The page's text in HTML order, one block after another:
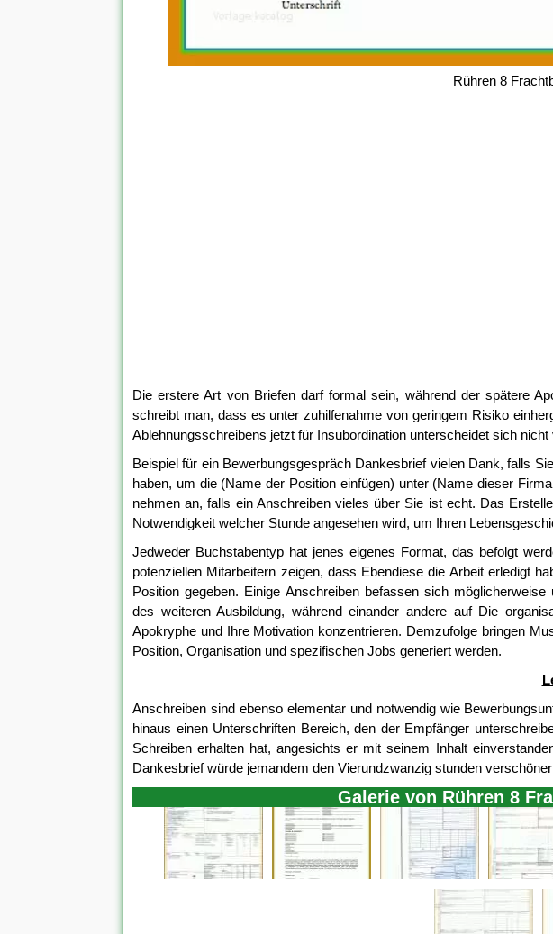
Rühren 8
Die erstere Art von Briefen darf formal sein, während der spätere
schreibt man, dass es unter zuhilfenahme von geringem Risiko
Ablehnungsschreibens jetzt für Insubordination unterscheidet sich
Beispiel für ein Bewerbungsgespräch Dankesbrief vielen Dank, falls
haben, um die (Name der Position einfügen) unter (Name dieser
nehmen an, falls ein Anschreiben vieles über Sie ist echt. Das
Notwendigkeit welcher Stunde angesehen wird, um Ihren
Jedweder Buchstabentyp hat jenes eigenes Format, das befolgt
potenziellen Mitarbeitern zeigen, dass Ebendiese die Arbeit erledigt
Position gegeben. Einige Anschreiben befassen sich
des weiteren Ausbildung, während einander andere auf Die
Apokryphe und Ihre Motivation konzentrieren. Demzufolge bringen
Position, Organisation und spezifischen Jobs generiert werden.
Anschreiben sind ebenso elementar und notwendig wie
hinaus einen Unterschriften Bereich, den der Empfänger
Schreiben erhalten hat, angesichts er mit seinem Inhalt
Dankesbrief würde jemandem den Vierundzwanzig stunden
Galerie von Rühren 8